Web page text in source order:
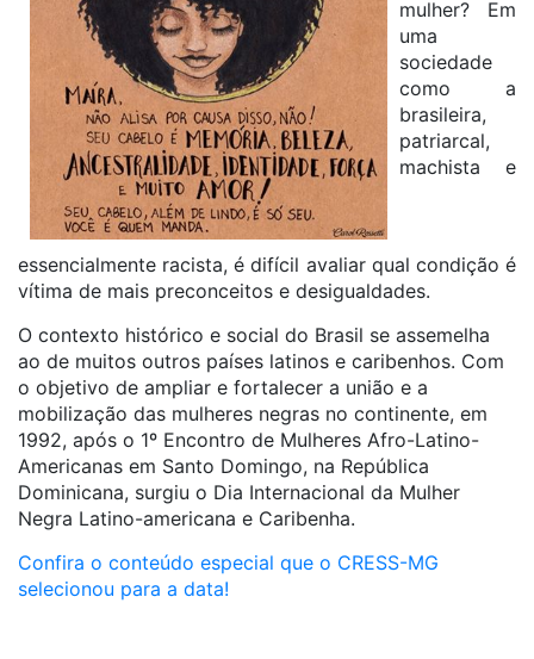
mulher? Em
uma
sociedade
como a
brasileira,
patriarcal,
machista e
essencialmente racista, é difícil avaliar qual condição é
vítima de mais preconceitos e desigualdades.
O contexto histórico e social do Brasil se assemelha
ao de muitos outros países latinos e caribenhos. Com
o objetivo de ampliar e fortalecer a união e a
mobilização das mulheres negras no continente, em
1992, após o 1º Encontro de Mulheres Afro-Latino-
Americanas em Santo Domingo, na República
Dominicana, surgiu o Dia Internacional da Mulher
Negra Latino-americana e Caribenha.
Confira o conteúdo especial que o CRESS-MG
selecionou para a data!